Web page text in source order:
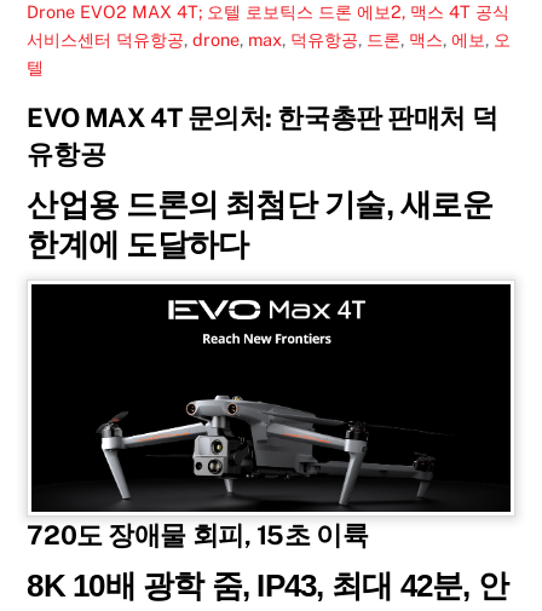
Drone EVO2 MAX 4T; 오텔 로보틱스 드론 에보2, 맥스 4T 공식
서비스센터 덕유항공,drone, max, 덕유항공, 드론, 맥스,에보, 오
텔
EVO MAX 4T 문의처: 한국총판 판매처 덕
유항공
산업용 드론의 최첨단 기술, 새로운
한계에 도달하다
720도 장애물 회피, 15초 이륙
8K 10배 광학 줌, IP43, 최대 42분, 안